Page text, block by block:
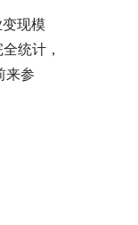
现模
统计，
来参